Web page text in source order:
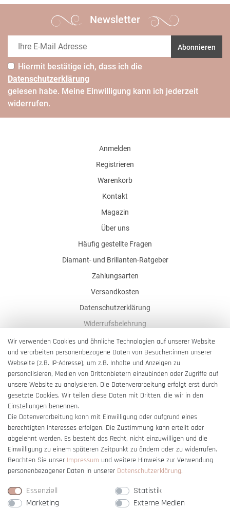
Newsletter
Abonnieren
Hiermit bestätige ich, dass ich die
Daten­schutz­erklärung
gelesen habe. Meine Einwilligung kann ich jederzeit
widerrufen.
Anmelden
Registrieren
Warenkorb
Kontakt
Magazin
Über uns
Häufig gestellte Fragen
Diamant- und Brillanten-Ratgeber
Zahlungsarten
Versandkosten
Datenschutzerklärung
Widerrufsbelehrung
AGB
Impressum
Barrierefreiheitserklärung
Vertrag widerrufen
Wir verwenden Cookies und ähnliche Technologien auf unserer Website
und verarbeiten personenbezogene Daten von Besucher:innen unserer
Webseite (z.B. IP-Adresse), um z.B. Inhalte und Anzeigen zu
personalisieren, Medien von Drittanbietern einzubinden oder Zugriffe auf
unsere Website zu analysieren. Die Datenverarbeitung erfolgt erst durch
gesetzte Cookies. Wir teilen diese Daten mit Dritten, die wir in den
Einstellungen benennen.
Die Datenverarbeitung kann mit Einwilligung oder aufgrund eines
berechtigten Interesses erfolgen. Die Zustimmung kann erteilt oder
abgelehnt werden. Es besteht das Recht, nicht einzuwilligen und die
Einwilligung zu einem späteren Zeitpunkt zu ändern oder zu widerrufen.
Beachten Sie unser Impressum und weitere Hinweise zur Verwendung
personenbezogener Daten in unserer Daten­schutz­erklärung.
Essenziell
Statistik
Marketing
Externe Medien